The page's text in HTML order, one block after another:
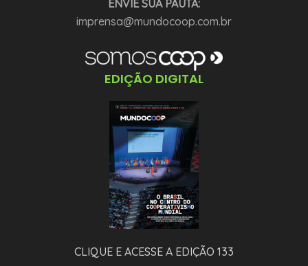
ENVIE SUA PAUTA:
imprensa@mundocoop.com.br
EDIÇÃO DIGITAL
CLIQUE E ACESSE A EDIÇÃO 133